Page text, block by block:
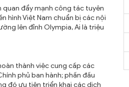
quan đẩy mạnh công tác tuyên
hình Việt Nam chuẩn bị các nội
lên đỉnh Olympia, Ai là triệu
thành việc cung cấp các
phủ ban hành; phấn đấu
đó ưu tiên triển khai các dịch